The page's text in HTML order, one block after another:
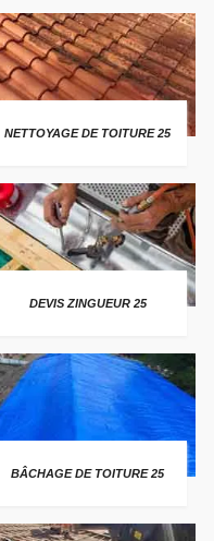
NETTOYAGE DE TOITURE 25
DEVIS ZINGUEUR 25
BÂCHAGE DE TOITURE 25